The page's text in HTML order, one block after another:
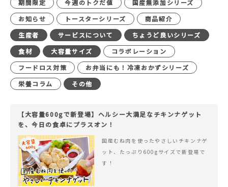
期間限定 今週のトクだ値
国産無添加シリーズ
お知らせ
トースターシリーズ
商品紹介
生産者
サービスについて
ちょうど良いシリーズ
食材
大容量サイズ
コラボレーション
フードロス対策
お弁当にも！冷凍おかずシリーズ
栄養コラム
その他
【大容量600gで新登場】ヘルシー大満足なチキンナゲット
を、今日の食卓にプラスオン！
国産むね肉を使ったやさしいチキンナゲ
ット、たっぷり600gサイズで新登場で
す！